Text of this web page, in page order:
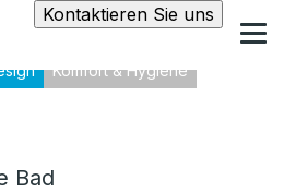
Kontaktieren Sie uns
Komfort & Hygiene
Bad